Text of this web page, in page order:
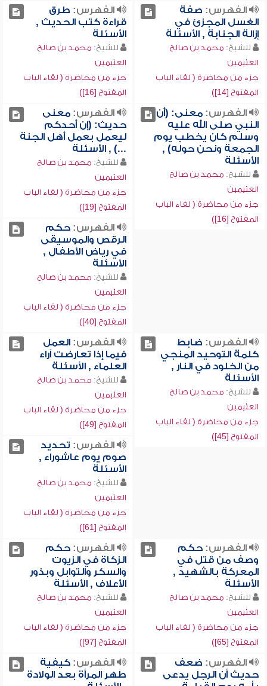
الفهرس: صفة
الغسل المجزئ في
إزالة الجنابة , الأسئلة
للشيخ: محمد بن صالح
العثيمين
جزء من محاضرة ( لقاء الباب
المفتوح [14])
الفهرس: طرق
قراءة كتب الحديث ,
الأسئلة
للشيخ: محمد بن صالح
العثيمين
جزء من محاضرة ( لقاء الباب
المفتوح [16])
الفهرس:معنى: (أن
النبي صلى الله عليه
وسلم كان يخطب يوم
الجمعة ونحن حوله) ,
الأسئلة
للشيخ: محمد بن صالح
العثيمين
جزء من محاضرة ( لقاء الباب
المفتوح [16])
الفهرس:معنى
حديث: (إن أحدكم
ليعمل بعمل أهل الجنة
...) , الأسئلة
للشيخ: محمد بن صالح
العثيمين
جزء من محاضرة ( لقاء الباب
المفتوح [19])
الفهرس:حكم
الرقص والموسيقى
في رياض الأطفال ,
الأسئلة
للشيخ: محمد بن صالح
العثيمين
جزء من محاضرة ( لقاء الباب
المفتوح [40])
الفهرس: ضابط
كلمة التوحيد المنجي
من الخلود في النار ,
الأسئلة
للشيخ: محمد بن صالح
العثيمين
جزء من محاضرة ( لقاء الباب
المفتوح [45])
الفهرس:العمل
فيما إذا تعارضت آراء
العلماء , الأسئلة
للشيخ: محمد بن صالح
العثيمين
جزء من محاضرة ( لقاء الباب
المفتوح [49])
الفهرس: تحديد
صوم يوم عاشوراء ,
الأسئلة
للشيخ: محمد بن صالح
العثيمين
جزء من محاضرة ( لقاء الباب
المفتوح [61])
الفهرس:حكم
وصف من قتل في
المعركة بالشهيد ,
الأسئلة
للشيخ: محمد بن صالح
العثيمين
جزء من محاضرة ( لقاء الباب
المفتوح [65])
الفهرس:حكم
الزكاة في الزيوت
والسكر والتوابل وبذور
الأعلاف , الأسئلة
للشيخ: محمد بن صالح
العثيمين
جزء من محاضرة ( لقاء الباب
المفتوح [97])
الفهرس: ضعف
حديث أن الرجل يدعى
الفهرس:كيفية
طهر المرأة بعد الولادة